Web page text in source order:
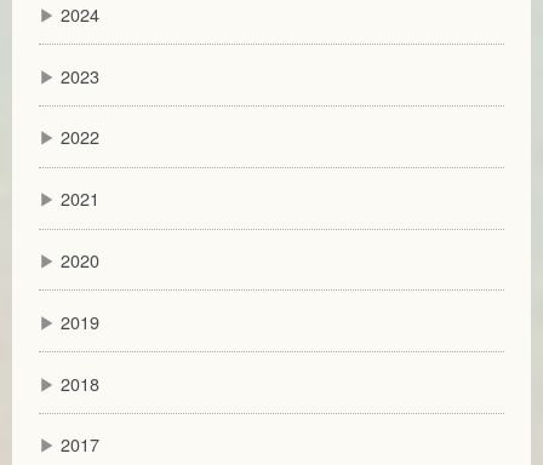
▶ 2024
▶ 2023
▶ 2022
▶ 2021
▶ 2020
▶ 2019
▶ 2018
▶ 2017